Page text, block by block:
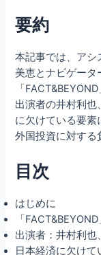
要約
本記事では、アシ
美恵とナビゲータ
「
出演者の井村利
に欠けている要素
外国投資に対する
目次
はじめに
「
出演者：井村利
日本経済に欠け